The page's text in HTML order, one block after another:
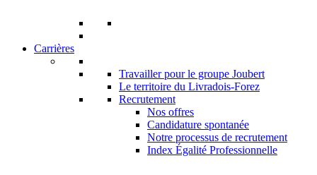
Carrières
Travailler pour le groupe Joubert
Le territoire du Livradois-Forez
Recrutement
Nos offres
Candidature spontanée
Notre processus de recrutement
Index Égalité Professionnelle